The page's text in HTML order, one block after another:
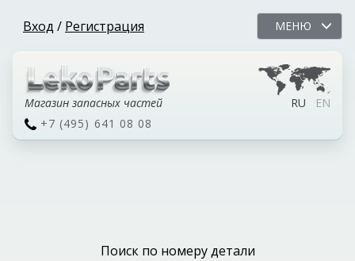
Вход / Регистрация МЕНЮ
Магазин запасных частей RU
EN
+7 (495) 641 08 08
Поиск по номеру детали